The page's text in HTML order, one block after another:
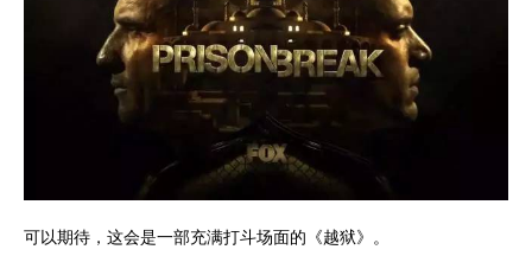
可以期待，这会是一部充满打斗场面的《越狱》。